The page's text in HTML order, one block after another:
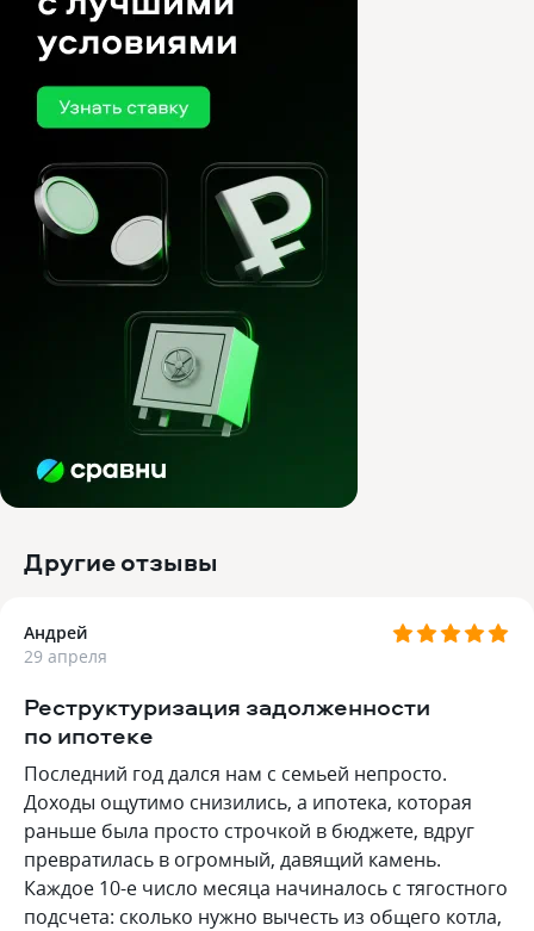
Другие отзывы
Андрей
29 апреля
Реструктуризация задолженности
по ипотеке
Последний год дался нам с семьей непросто.
Доходы ощутимо снизились, а ипотека, которая
раньше была просто строчкой в бюджете, вдруг
превратилась в огромный, давящий камень.
Каждое 10-е число месяца начиналось с тягостного
подсчета: сколько нужно вычесть из общего котла,